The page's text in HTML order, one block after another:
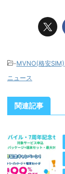
-MVNO(格安SIM)
ニュース
関連記事